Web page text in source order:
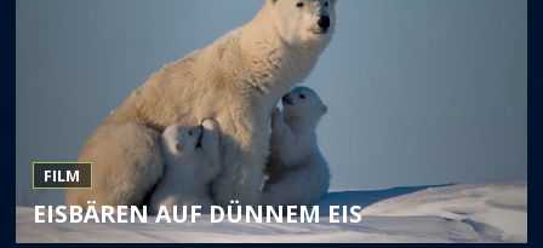
FILM
EISBÄREN AUF DÜNNEM EIS